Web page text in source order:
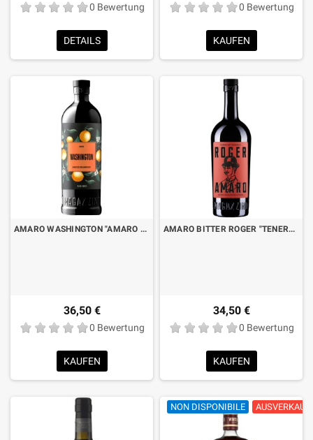
0 Bewertung
DETAILS
0 Bewertung
KAUFEN
AMARO WASHINGTON "AMARO DI ARANCE ED ERBE AMARICANTI" CL.70
36,50 €
0 Bewertung
KAUFEN
AMARO BITTER ROGER "TENERE SOTTO BANCO" CL.70
34,50 €
0 Bewertung
KAUFEN
NON DISPONIBILE